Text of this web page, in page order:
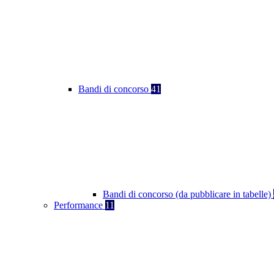
Bandi di concorso 41
Bandi di concorso (da pubblicare in tabelle)
Performance 11